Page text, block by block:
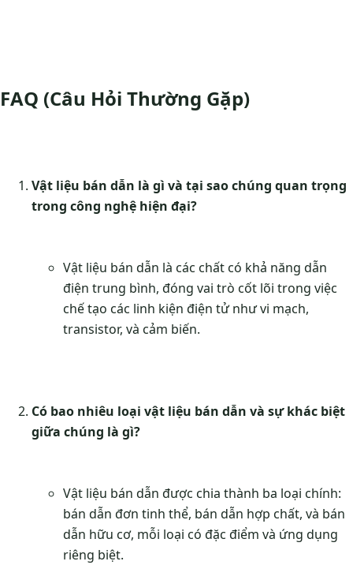
FAQ (Câu Hỏi Thường Gặp)
Vật liệu bán dẫn là gì và tại sao chúng quan trọng
trong công nghệ hiện đại?
Vật liệu bán dẫn là các chất có khả năng dẫn
điện trung bình, đóng vai trò cốt lõi trong việc
chế tạo các linh kiện điện tử như vi mạch,
transistor, và cảm biến.
Có bao nhiêu loại vật liệu bán dẫn và sự khác biệt
giữa chúng là gì?
Vật liệu bán dẫn được chia thành ba loại chính:
bán dẫn đơn tinh thể, bán dẫn hợp chất, và bán
dẫn hữu cơ, mỗi loại có đặc điểm và ứng dụng
riêng biệt.